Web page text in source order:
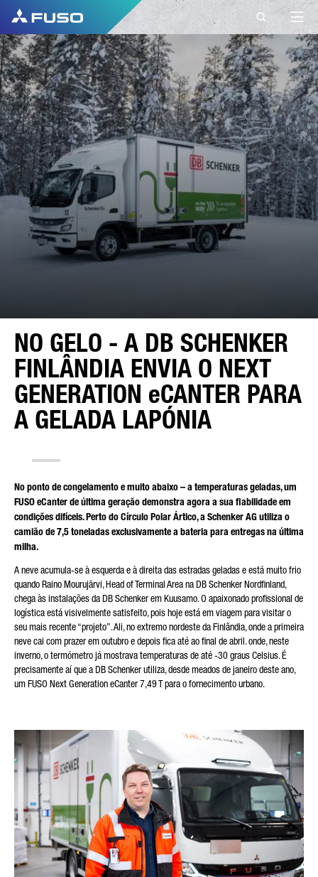
NO GELO - A DB SCHENKER
FINLÂNDIA ENVIA O NEXT
GENERATION eCANTER PARA
A GELADA LAPÓNIA
CONTACTO
FUSO EUROPE
CONTACTO
Tem perguntas? Envie-nos o seu pedido
através deste formulário de contacto.
PRIMEIRO NOME*
DISTRITO
TIPO DE PEDIDO*
CORREIO ELECTRÓNICO*
NÚMERO DE TELEFONE*
A SUA MENSAGEM (OPCIONAL)
* O campo é obrigatório
Processaremos, armazenaremos e utilizaremos
cuidadosamente os seus dados de acordo com as disposições
legais sobre protecção de dados, em conformidade com o seu
consentimento, apenas com a finalidade de processar a sua
consulta. Mais detalhes sobre o processamento dos seus
dados pessoais pela Daimler Truck AG, bem como
No ponto de congelamento e muito abaixo – a temperaturas geladas, um
FUSO eCanter de última geração demonstra agora a sua fiabilidade em
condições difíceis. Perto do Círculo Polar Ártico, a Schenker AG utiliza o
camião de 7,5 toneladas exclusivamente a bateria para entregas na última
milha.
A neve acumula-se à esquerda e à direita das estradas geladas e está muito frio
quando Raino Mourujärvi, Head of Terminal Area na DB Schenker Nordfinland,
chega às instalações da DB Schenker em Kuusamo. O apaixonado profissional de
logística está visivelmente satisfeito, pois hoje está em viagem para visitar o
seu mais recente “projeto”. Ali, no extremo nordeste da Finlândia, onde a primeira
neve cai com prazer em outubro e depois fica até ao final de abril. onde, neste
inverno, o termómetro já mostrava temperaturas de até -30 graus Celsius. É
precisamente aí que a DB Schenker utiliza, desde meados de janeiro deste ano,
um FUSO Next Generation eCanter 7,49 T para o fornecimento urbano.